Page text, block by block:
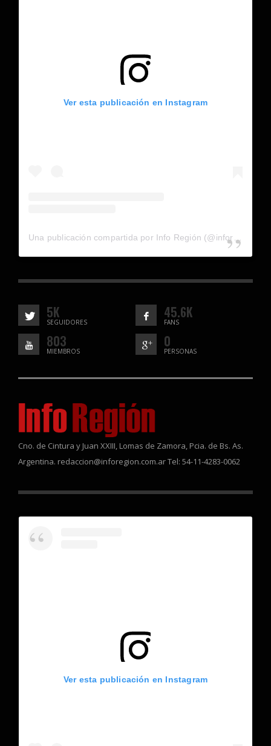
Ver esta publicación en Instagram
5K
SEGUIDORES
45.6K
FANS
803
MIEMBROS
0
PERSONAS
Cno. de Cintura y Juan XXIII, Lomas de Zamora, Pcia. de Bs. As.
Argentina. redaccion@inforegion.com.ar Tel: 54-11-4283-0062
Ver esta publicación en Instagram